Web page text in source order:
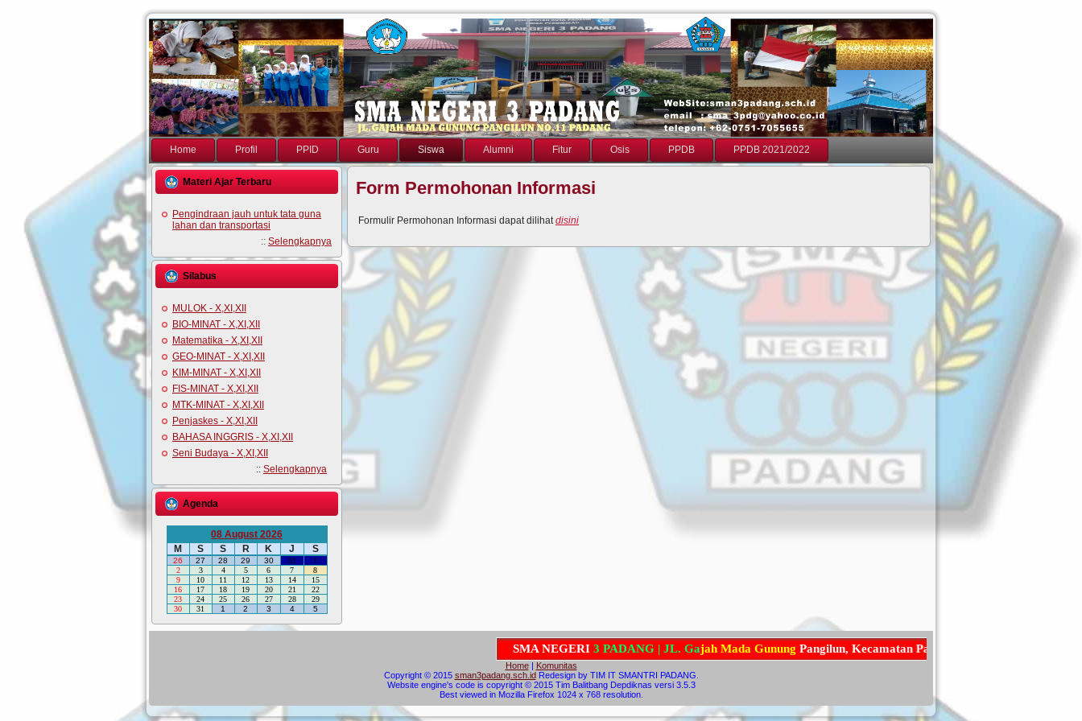
Home Profil PPID Guru Siswa Alumni Fitur Osis PPDB PPDB 2021/2022
Materi Ajar Terbaru
Pengindraan jauh untuk tata guna
lahan dan transportasi
:: Selengkapnya
Silabus
MULOK - X,XI,XII
BIO-MINAT - X,XI,XII
Matematika - X,XI,XII
GEO-MINAT - X,XI,XII
KIM-MINAT - X,XI,XII
FIS-MINAT - X,XI,XII
MTK-MINAT - X,XI,XII
Penjaskes - X,XI,XII
BAHASA INGGRIS - X,XI,XII
Seni Budaya - X,XI,XII
:: Selengkapnya
Agenda
08 August 2026
M
S S R K J S
26 27 28 29 30 31
1
2
3 4 5 6 7
8
9
10 11 12 13 14
15
16
17 18 19 20 21
22
23
24 25 26 27 28
29
30
31 1 2 3 4 5
Form Permohonan Informasi
Formulir Permohonan Informasi dapat dilihat disini
A NEGERI 3 PADANG | JL Gaj ah Mada Gun ung Pan gilun, Kec amatan Padang
Home| Komunitas
Copyright © 2015 sman3padang.sch.idRedesign by TIM IT SMANTRI PADANG.
Website engine's code is copyright © 2015 Tim Balitbang Depdiknas versi 3.5.3
Best viewed in Mozilla Firefox 1024 x 768 resolution.